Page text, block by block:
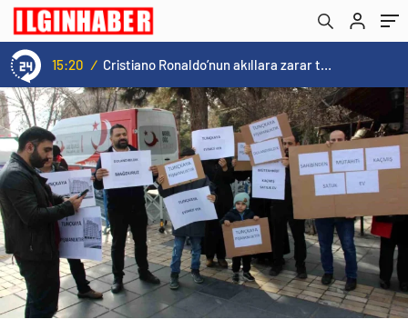
15:20 / Cristiano Ronaldo’nun akıllara zarar tüm kariyerinin istatistiğini çıkardık !